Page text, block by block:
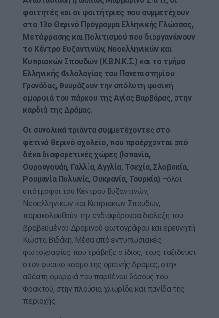
φοιτητές και οι φοιτήτριες που συμμετέχουν
στο 13ο Θερινό Πρόγραμμα Ελληνικής Γλώσσας,
Μετάφρασης και Πολιτισμού που διοργανώνουν
το Κέντρο Βυζαντινών, Νεοελληνικών και
Κυπριακών Σπουδών (Κ.Β.Ν.Κ.Σ.) και το τμήμα
Ελληνικής Φιλολογίας του Πανεπιστημίου
Γρανάδας, θαυμάζουν την απόλυτη φυσική
ομορφιά του πάρκου της Αγίας Βαρβάρας, στην
καρδιά της Δράμας.
Οι συνολικά τριάντα συμμετέχοντες στο
φετινό θερινό σχολείο, που προέρχονται από
δέκα διαφορετικές χώρες (Ισπανία,
Ουρουγουάη, Γαλλία, Αγγλία, Τσεχία, Σλοβακία,
Ρουμανία Πολωνία, Ουκρανία, Τουρκία) –όλοι
υπότροφοι του Κέντρου Βυζαντινών,
Νεοελληνικών και Κυπριακών Σπουδών,
παρακολουθούν την ενδιαφέρουσα διάλεξη του
βραβευμένου Δραμινού φωτογράφου και ερευνητή
Κώστα Βιδάκη. Μέσα από εντυπωσιακές
φωτογραφίες που τράβηξε ο ίδιος, τους ταξιδεύει
στον φυσικό κόσμο της ορεινής Δράμας, στην
αθέατη ομορφιά του παρθένου δάσους του
Φρακτού, στην πλούσια χλωρίδα και πανίδα της
περιοχής.